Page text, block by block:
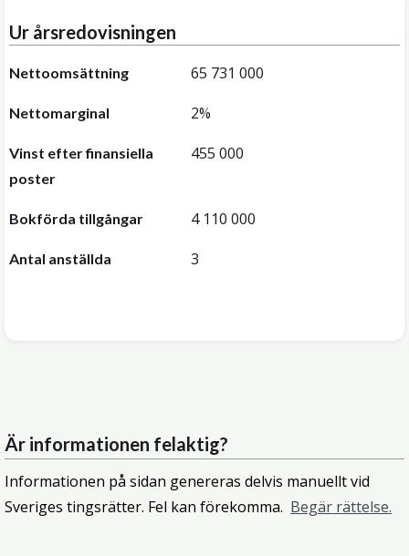
Ur årsredovisningen
Nettoomsättning 65 731 000
Nettomarginal 2%
Vinst efter finansiella
poster
455 000
Bokförda tillgångar 4 110 000
Antal anställda 3
Är informationen felaktig?
Informationen på sidan genereras delvis manuellt vid
Sveriges tingsrätter. Fel kan förekomma. Begär rättelse.